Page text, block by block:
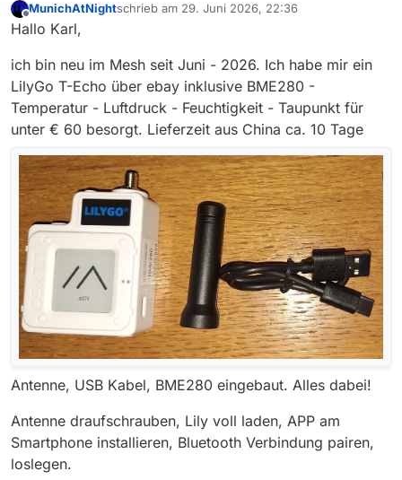
Offline
MunichAtNightschrieb am 29. Juni 2026, 22:36
zuletzt editiert von MunichAtNight
Hallo Karl,
ich bin neu im Mesh seit Juni - 2026. Ich habe mir ein
LilyGo T-Echo über ebay inklusive BME280 -
Temperatur - Luftdruck - Feuchtigkeit - Taupunkt für
unter € 60 besorgt. Lieferzeit aus China ca. 10 Tage
Antenne, USB Kabel, BME280 eingebaut. Alles dabei!
Antenne draufschrauben, Lily voll laden, APP am
Smartphone installieren, Bluetooth Verbindung pairen,
loslegen.